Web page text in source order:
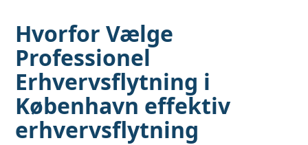
Hvorfor Vælge
Professionel
Erhvervsflytning i
København effektiv
erhvervsflytning